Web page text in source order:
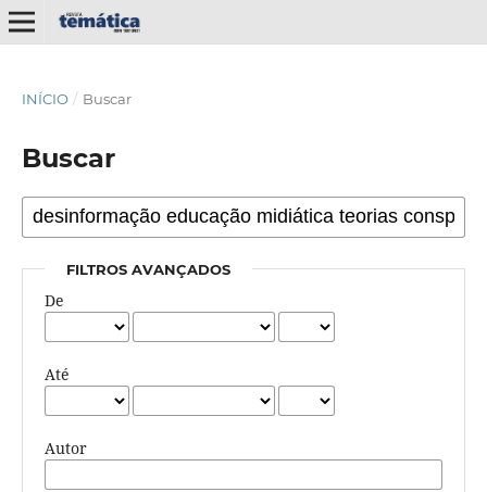
INÍCIO / Buscar
Buscar
FILTROS AVANÇADOS
De
Até
Autor